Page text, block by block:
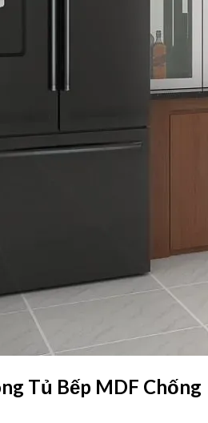
Tủ Bếp MDF Chống